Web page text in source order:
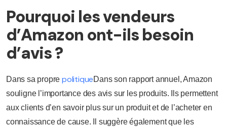
Pourquoi les vendeurs
d’Amazon ont-ils besoin
d’avis ?
Dans sa propre politiqueDans son rapport annuel, Amazon
souligne l’importance des avis sur les produits. Ils permettent
aux clients d’en savoir plus sur un produit et de l’acheter en
connaissance de cause. Il suggère également que les